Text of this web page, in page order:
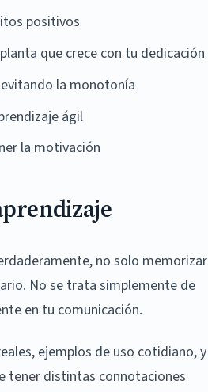
positivos
que crece con tu dedicación
la monotonía
ágil
la motivación
no solo memorizar
No se trata simplemente de
en tu comunicación.
ejemplos de uso cotidiano, y
tener distintas connotaciones